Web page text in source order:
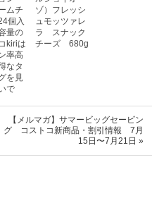
ムチ
個入
量の
kiriは
率高
なタ
を見
で
ゾ）フレッシ
ュモッツァレ
ラ スナック
チーズ 680g
【メルマガ】サマービッグセービン
グ コストコ新商品・割引情報 7月
15日〜7月21日 »